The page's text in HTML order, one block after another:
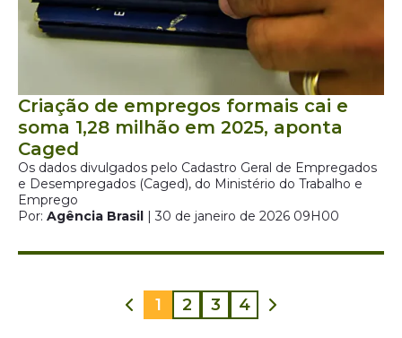
Criação de empregos formais cai e
soma 1,28 milhão em 2025, aponta
Caged
Os dados divulgados pelo Cadastro Geral de Empregados
e Desempregados (Caged), do Ministério do Trabalho e
Emprego
Por: Agência Brasil | 30 de janeiro de 2026 09H00
1 2 3 4